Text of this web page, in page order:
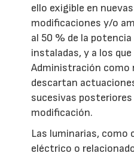
ello exigible en
modificaciones y/o
al 50 % de la
instaladas, y a los
Administración como
descartan
sucesivas posteriores
modificación.
Las luminarias, como
eléctrico o